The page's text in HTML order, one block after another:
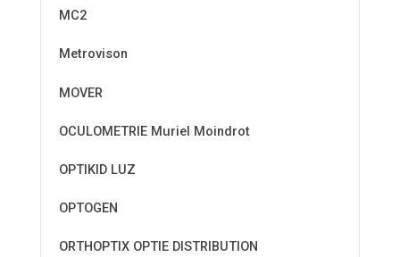
MC2
Metrovison
MOVER
OCULOMETRIE Muriel Moindrot
OPTIKID LUZ
OPTOGEN
ORTHOPTIX OPTIE DISTRIBUTION